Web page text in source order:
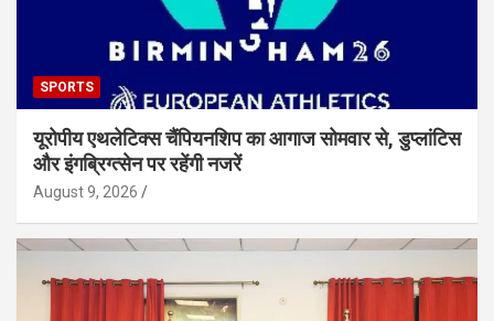
SPORTS
यूरोपीय एथलेटिक्स चैंपियनशिप का आगाज सोमवार से, डुप्लांटिस
और इंगब्रिग्त्सेन पर रहेंगी नजरें
August 9, 2026